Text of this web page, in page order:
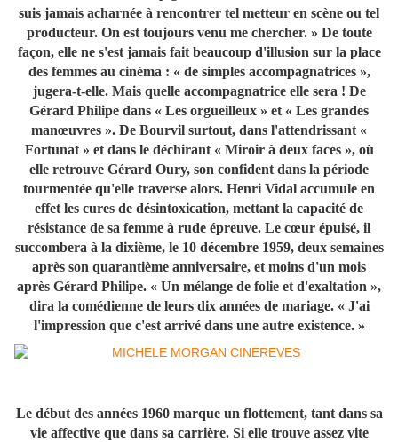
suis jamais acharnée à rencontrer tel metteur en scène ou tel
producteur. On est toujours venu me chercher. » De toute
façon, elle ne s'est jamais fait beaucoup d'illusion sur la place
des femmes au cinéma : « de simples accompagnatrices »,
jugera-t-elle. Mais quelle accompagnatrice elle sera ! De
Gérard Philipe dans « Les orgueilleux » et « Les grandes
manœuvres ». De Bourvil surtout, dans l'attendrissant «
Fortunat » et dans le déchirant « Miroir à deux faces », où
elle retrouve Gérard Oury, son confident dans la période
tourmentée qu'elle traverse alors. Henri Vidal accumule en
effet les cures de désintoxication, mettant la capacité de
résistance de sa femme à rude épreuve. Le cœur épuisé, il
succombera à la dixième, le 10 décembre 1959, deux semaines
après son quarantième anniversaire, et moins d'un mois
après Gérard Philipe. « Un mélange de folie et d'exaltation »,
dira la comédienne de leurs dix années de mariage. « J'ai
l'impression que c'est arrivé dans une autre existence. »
Le début des années 1960 marque un flottement, tant dans sa
vie affective que dans sa carrière. Si elle trouve assez vite